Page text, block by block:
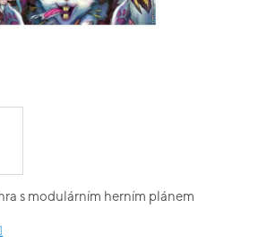
s modulárním herním plánem